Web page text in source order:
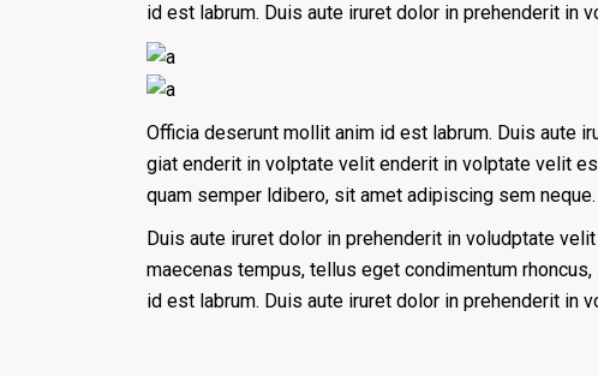
id est labrum. Duis aute iruret dolor in prehenderit in
Officia deserunt mollit anim id est labrum. Duis aute
giat enderit in volptate velit enderit in volptate velit
quam semper ldibero, sit amet adipiscing sem neque.
Duis aute iruret dolor in prehenderit in voludptate
maecenas tempus, tellus eget condimentum
id est labrum. Duis aute iruret dolor in prehenderit in